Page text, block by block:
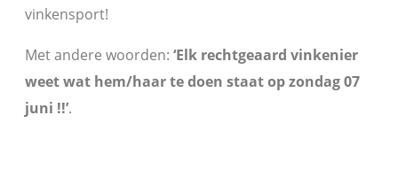
vinkensport!
Met andere woorden: ‘Elk rechtgeaard vinkenier
weet wat hem/haar te doen staat op zondag 07
juni !!’.